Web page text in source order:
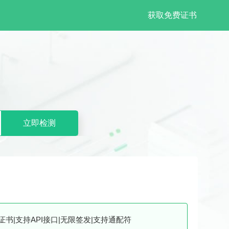
获取免费证书
立即检测
书|支持API接口|无限签发|支持通配符